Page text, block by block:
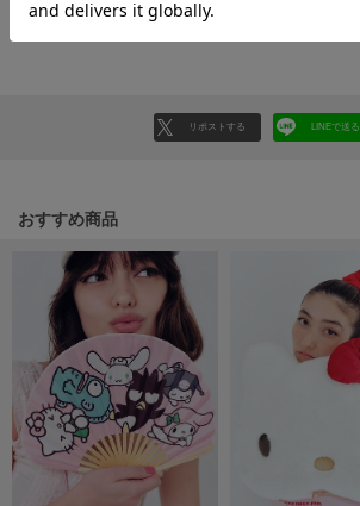
ホカ オネオネ
ラート
le coq sportif
ルコックスポルティフ
LeSportsac
レスポートサック
リポストする LINEで送る
おすすめ商品